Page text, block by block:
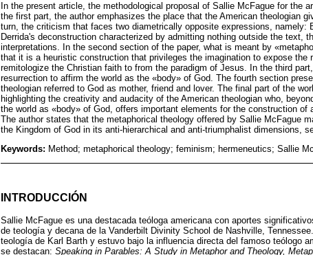
In the present article, the methodological proposal of Sallie McFague for the
the first part, the author emphasizes the place that the American theologian
turn, the criticism that faces two diametrically opposite expressions, namely:
Derrida's deconstruction characterized by admitting nothing outside the text,
interpretations. In the second section of the paper, what is meant by
that it is a heuristic construction that privileges the imagination to expose the
remitologize the Christian faith to from the paradigm of Jesus. In the third
resurrection to affirm the world as the «body» of God. The fourth section
theologian referred to God as mother, friend and lover. The final part of the
highlighting the creativity and audacity of the American theologian who,
the world as «body» of God, offers important elements for the construction
The author states that the metaphorical theology offered by Sallie McFague
the Kingdom of God in its anti-hierarchical and anti-triumphalist dimensions,
Keywords: Method; metaphorical theology; feminism; hermeneutics; Sallie
INTRODUCCIÓN
Sallie McFague es una destacada teóloga americana con aportes
de teología y decana de la Vanderbilt Divinity School de Nashville,
teología de Karl Barth y estuvo bajo la influencia directa del famoso teólogo
se destacan: Speaking in Parables: A Study in Metaphor and Theology,